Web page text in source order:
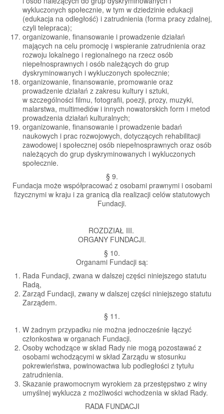
wykluczonych społecznie, w tym w dziedzinie edukacji
(edukacja na odległość) i zatrudnienia (forma pracy zdalnej,
czyli telepraca);
organizowanie, finansowanie i prowadzenie działań
mających na celu promocję i wspieranie zatrudnienia oraz
rozwoju lokalnego i regionalnego na rzecz osób
niepełnosprawnych i osób należących do grup
dyskryminowanych i wykluczonych społecznie;
organizowanie, finansowanie, promowanie oraz
prowadzenie działań z zakresu kultury i sztuki,
w szczególności filmu, fotografii, poezji, prozy, muzyki,
malarstwa, multimediów i innych nowatorskich form i metod
prowadzenia działań kulturalnych;
organizowanie, finansowanie i prowadzenie badań
naukowych i prac rozwojowych, dotyczących rehabilitacji
zawodowej i społecznej osób niepełnosprawnych oraz osób
należących do grup dyskryminowanych i wykluczonych
społecznie.
§ 9.
Fundacja może współpracować z osobami prawnymi i osobami
fizycznymi w kraju i za granicą dla realizacji celów statutowych
Fundacji.
ROZDZIAŁ III.
ORGANY FUNDACJI.
§ 10.
Organami Fundacji są:
Rada Fundacji, zwana w dalszej części niniejszego statutu
Radą,
Zarząd Fundacji, zwany w dalszej części niniejszego statutu
Zarządem.
§ 11.
W żadnym przypadku nie można jednocześnie łączyć
członkostwa w organach Fundacji.
Osoby wchodzące w skład Rady nie mogą pozostawać z
osobami wchodzącymi w skład Zarządu w stosunku
pokrewieństwa, powinowactwa lub podległości z tytułu
zatrudnienia.
Skazanie prawomocnym wyrokiem za przestępstwo z winy
umyślnej wyklucza z możliwości wchodzenia w skład Rady.
RADA FUNDACJI